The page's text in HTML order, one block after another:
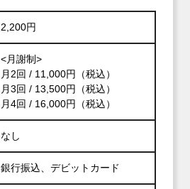
2,200円
<月謝制>
月2回 / 11,000円（税込）
月3回 / 13,500円（税込）
月4回 / 16,000円（税込）
なし
銀行振込、デビットカード